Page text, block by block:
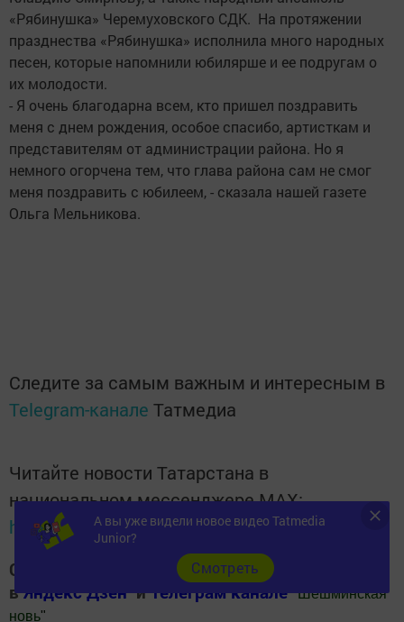
«Рябинушка» Черемуховского СДК. На протяжении
празднества «Рябинушка» исполнила много народных
песен, которые напомнили юбилярше и ее подругам о
их молодости.
- Я очень благодарна всем, кто пришел поздравить
меня с днем рождения, особое спасибо, артисткам и
представителям от администрации района. Но я
немного огорчена тем, что глава района сам не смог
меня поздравить с юбилеем, - сказала нашей газете
Ольга Мельникова.
Следите за самым важным и интересным в
Telegram-канале Татмедиа
Читайте новости Татарстана в
национальном мессенджере MАХ:
https://max.ru/tatmedia
Следите за самым важным и интересным
вЯндекс ДзениТелеграм канале"Шешминская
новь"
А вы уже видели новое видео Tatmedia
Junior?
Cмотреть